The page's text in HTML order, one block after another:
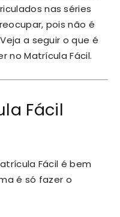
nas séries
pois não é
a seguir o que é
no Matrícula Fácil.
Fácil
Fácil é bem
é só fazer o